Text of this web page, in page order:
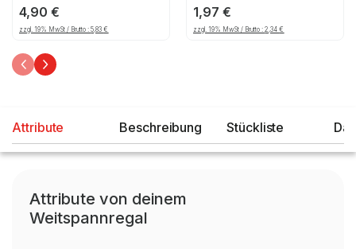
Einzeln, 500x500x25 mm,
Natur
4,90€
zzgl. 19% MwSt / Brutto :5,83€
Einzeln, 100x500x0,6 mm,
verzinkt
1,97€
zzgl. 19% MwSt / Brutto :2,34€
Attribute Beschreibung Stückliste
Attribute von deinem
Weitspannregal